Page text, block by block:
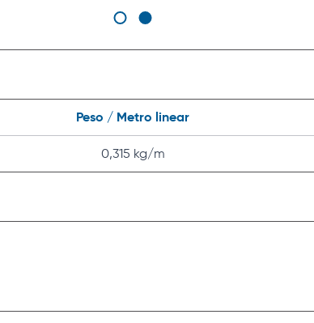
Peso / Metro linear
0,315 kg/m